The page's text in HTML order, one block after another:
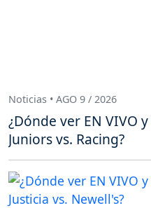
Noticias • AGO 9 / 2026
¿Dónde ver EN VIVO
Juniors vs. Racing?